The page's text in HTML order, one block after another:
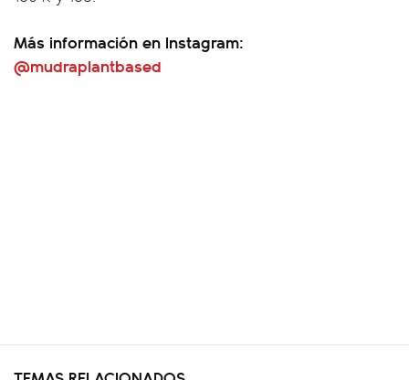
Más información en Instagram:
@mudraplantbased